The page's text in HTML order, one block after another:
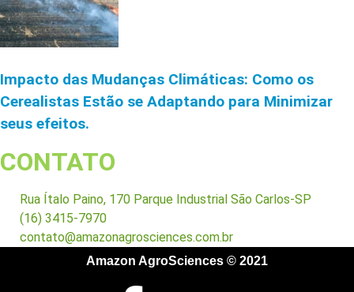
Impacto das Mudanças Climáticas: Como os
Cerealistas Estão se Adaptando para Minimizar
seus efeitos.
CONTATO
Rua Ítalo Paino, 170 Parque Industrial São Carlos-SP
(16) 3415-7970
contato@amazonagrosciences.com.br
Amazon AgroSciences © 2021